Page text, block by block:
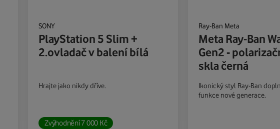
SONY
PlayStation 5 Slim +
2.ovladač v balení bílá
Hrajte jako nikdy dříve.
Zvýhodnění7 000 Kč
Ray-Ban Meta
Meta Ray-Ban
Gen2 -
skla černá
Ikonický styl Ray-Ban
funkce nové generace.